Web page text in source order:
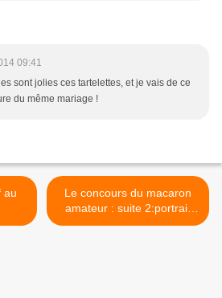
09:41
sont jolies ces tartelettes, et je vais de ce
du même mariage !
Le concours du macaron
amateur : suite 2:portrait
d'une finaliste >